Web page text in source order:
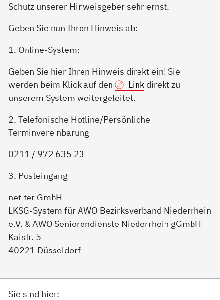
Schutz unserer Hinweisgeber sehr ernst.
Geben Sie nun Ihren Hinweis ab:
1. Online-System:
Geben Sie hier Ihren Hinweis direkt ein! Sie
werden beim Klick auf den
Linkdirekt zu
unserem System weitergeleitet.
2. Telefonische Hotline/Persönliche
Terminvereinbarung
0211 / 972 635 23
3. Posteingang
net.ter GmbH
LKSG-System für AWO Bezirksverband Niederrhein
e.V. & AWO Seniorendienste Niederrhein gGmbH
Kaistr. 5
40221 Düsseldorf
Sie sind hier: